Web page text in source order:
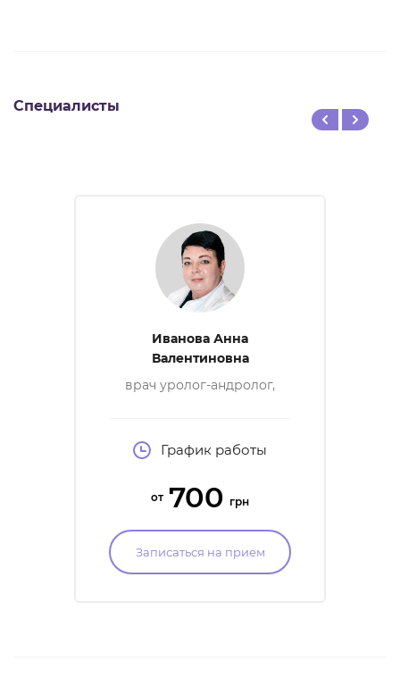
Специалисты
Иванова Анна
Валентиновна
врач уролог-андролог,
андрологии
График работы
от 700 грн
Записаться на прием